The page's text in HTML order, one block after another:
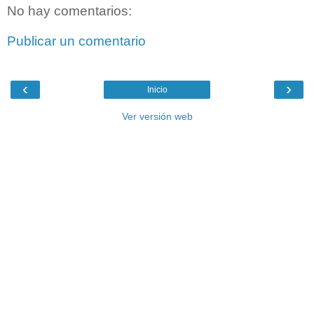
No hay comentarios:
Publicar un comentario
‹ ›
Inicio
Ver versión web